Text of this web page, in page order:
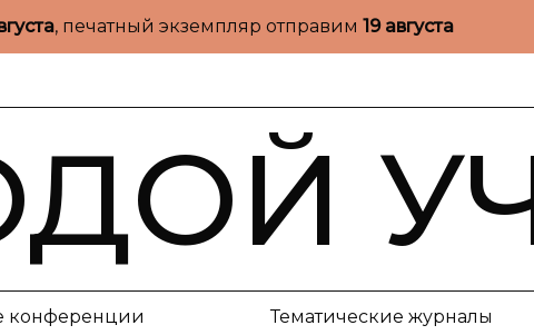
, печатный экземпляр отправим 19 августа
конференции Тематические журналы